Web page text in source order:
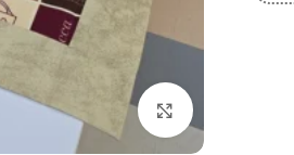
بزرگنمایی تصویر